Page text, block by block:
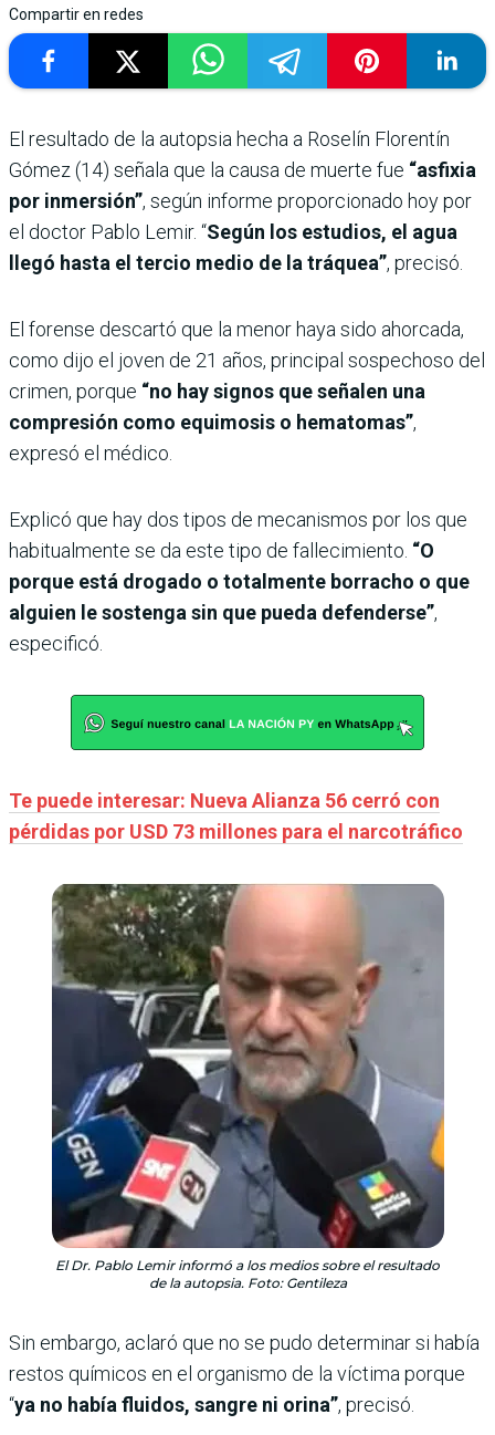
Compartir en redes
El resultado de la autopsia hecha a Roselín Florentín
Gómez (14) señala que la causa de muerte fue “asfixia
por inmersión”, según informe proporcionado hoy por
el doctor Pablo Lemir. “Según los estudios, el agua
llegó hasta el tercio medio de la tráquea”, precisó.
El forense descartó que la menor haya sido ahorcada,
como dijo el joven de 21 años, principal sospechoso del
crimen, porque “no hay signos que señalen una
compresión como equimosis o hematomas”,
expresó el médico.
Explicó que hay dos tipos de mecanismos por los que
habitualmente se da este tipo de fallecimiento. “O
porque está drogado o totalmente borracho o que
alguien le sostenga sin que pueda defenderse”,
especificó.
Te puede interesar: Nueva Alianza 56 cerró con
pérdidas por USD 73 millones para el narcotráfico
El Dr. Pablo Lemir informó a los medios sobre el resultado
de la autopsia. Foto: Gentileza
Sin embargo, aclaró que no se pudo determinar si había
restos químicos en el organismo de la víctima porque
“ya no había fluidos, sangre ni orina”, precisó.